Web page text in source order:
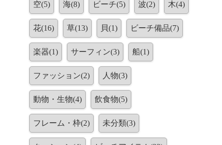
空(5) 海(8) ビーチ(5) 波(2) 木(4)
花(16) 草(13) 貝(1) ビーチ備品(7)
楽器(1) サーフィン(3) 船(1)
ファッション(2) 人物(3)
動物・生物(4) 飲食物(5)
フレーム・枠(2) 未分類(3)